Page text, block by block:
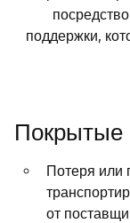
поддержки,
Покрытые
Потеря или
от